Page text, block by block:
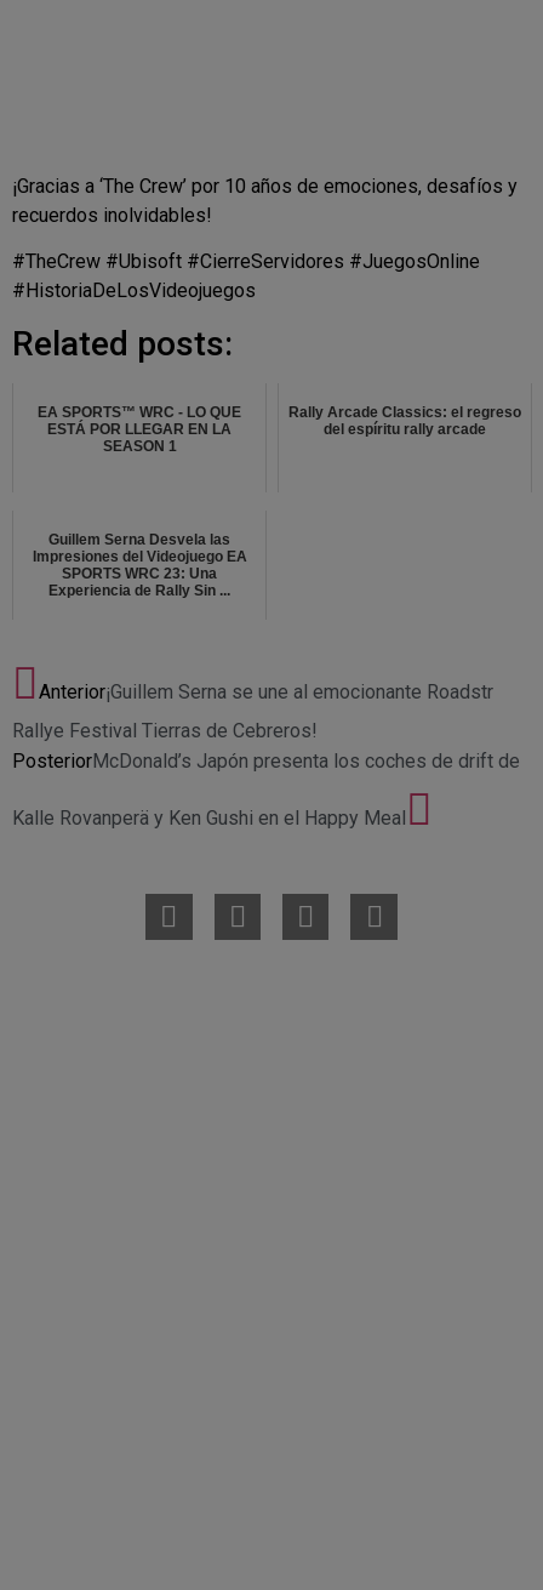
¡Gracias a ‘The Crew’ por 10 años de emociones, desafíos y
recuerdos inolvidables!
#TheCrew #Ubisoft #CierreServidores #JuegosOnline
#HistoriaDeLosVideojuegos
Related posts:
EA SPORTS™ WRC - LO QUE
ESTÁ POR LLEGAR EN LA
SEASON 1
Rally Arcade Classics: el regreso
del espíritu rally arcade
Guillem Serna Desvela las
Impresiones del Videojuego EA
SPORTS WRC 23: Una
Experiencia de Rally Sin ...
Anterior¡Guillem Serna se une al emocionante Roadstr
Rallye Festival Tierras de Cebreros!
PosteriorMcDonald’s Japón presenta los coches de drift de
Kalle Rovanperä y Ken Gushi en el Happy Meal